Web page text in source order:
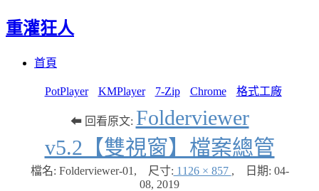
重灌狂人
首頁
PotPlayer KMPlayer 7-Zip Chrome 格式工廠
⬅ 回看原文: Folderviewer
v5.2【雙視窗】檔案總管
檔名: Folderviewer-01 , 尺寸: 1126 × 857 , 日期: 04-
08, 2019